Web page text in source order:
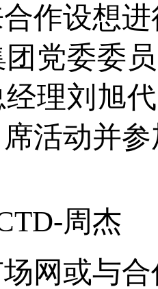
作设想
委委员
理刘旭
活动并
周杰
网或与